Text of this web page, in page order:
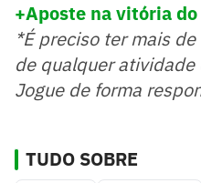
+Aposte na vitória
*É preciso ter mais
de qualquer
Jogue de forma
TUDO SOBRE